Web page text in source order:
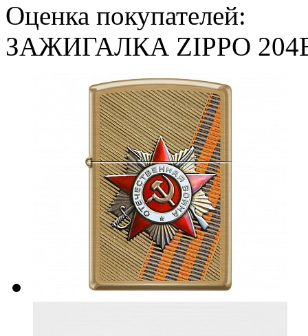
Оценка покупателей:
ЗАЖИГАЛКА ZIPPO